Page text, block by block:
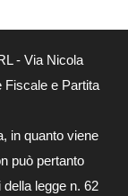
- Via Nicola
Fiscale e Partita
in quanto viene
può pertanto
legge n. 62